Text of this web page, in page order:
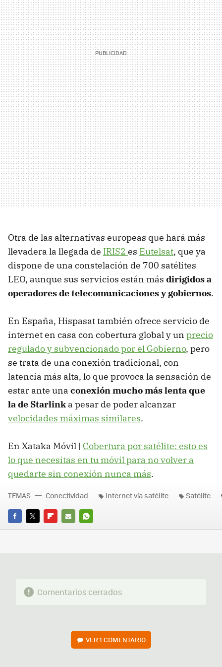
Otra de las alternativas europeas que hará más
llevadera la llegada de IRIS2 es Eutelsat, que ya
dispone de una constelación de 700 satélites
LEO, aunque sus servicios están más dirigidos a
operadores de telecomunicaciones y gobiernos.
En España, Hispasat también ofrece servicio de
internet en casa con cobertura global y un precio
regulado y subvencionado por el Gobierno, pero
se trata de una conexión tradicional, con
latencia más alta, lo que provoca la sensación de
estar ante una conexión mucho más lenta que
la de Starlinka pesar de poder alcanzar
velocidades máximas similares.
En Xataka Móvil | Cobertura por satélite: esto es
lo que necesitas en tu móvil para no volver a
quedarte sin conexión nunca más.
FACEBOOK
TWITTERFLIPBOARD
E-
WHATSAPP
TEMAS Conectividad Internet vía satélite Satélite
Comentarios cerrados
VER1 COMENTARIO